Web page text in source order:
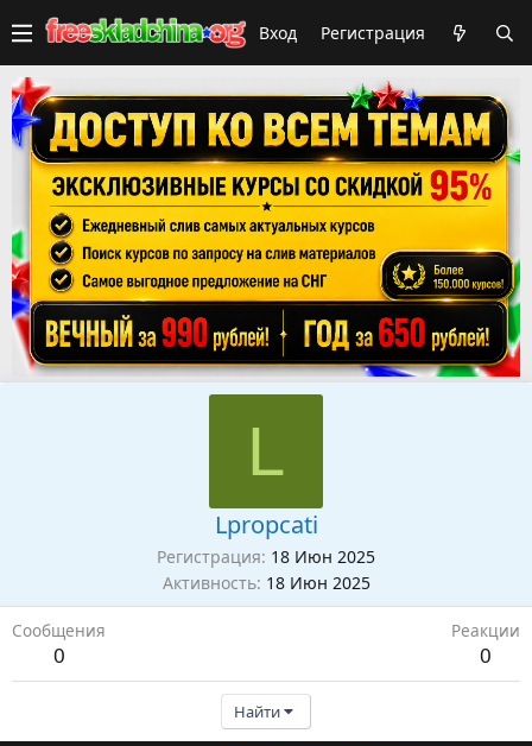
Вход Регистрация
L
Lpropcati
Регистрация 18 Июн 2025
Активность 18 Июн 2025
Сообщения
0
Реакции
0
Найти